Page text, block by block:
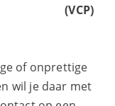
(VCP)
of onprettige
wil je daar met